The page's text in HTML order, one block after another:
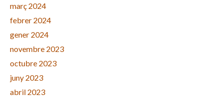
març 2024
febrer 2024
gener 2024
novembre 2023
octubre 2023
juny 2023
abril 2023